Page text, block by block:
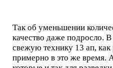
Так об уменьшении
качество даже подросло.
свежую технику 13 ап, как
примерно в это же